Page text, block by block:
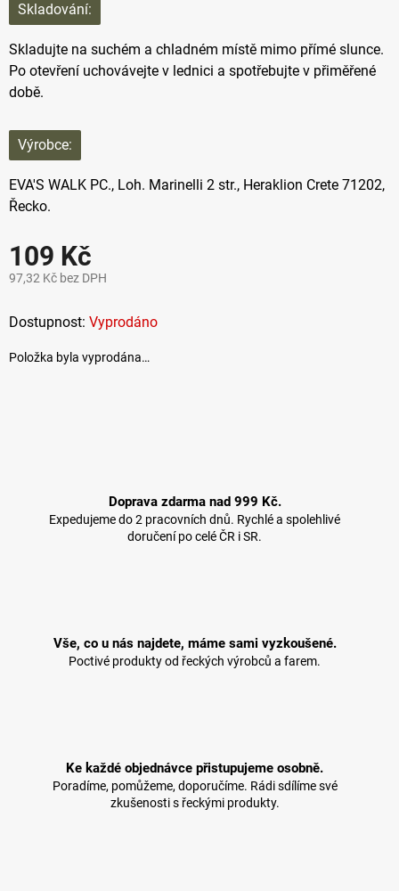
109 Kč
97,32 Kč bez DPH
cena:
Vyprodáno
Položka byla vyprodána…
Skladování:
Skladujte na suchém a chladném místě mimo přímé slunce.
Po otevření uchovávejte v lednici a spotřebujte v přiměřené
době.
Výrobce:
EVA'S WALK PC., Loh. Marinelli 2 str., Heraklion Crete 71202,
Řecko.
Doprava zdarma nad 999 Kč.
Expedujeme do 2 pracovních dnů. Rychlé a spolehlivé
doručení po celé ČR i SR.
Vše, co u nás najdete, máme sami vyzkoušené.
Poctivé produkty od řeckých výrobců a farem.
Ke každé objednávce přistupujeme osobně.
Poradíme, pomůžeme, doporučíme. Rádi sdílíme své
zkušenosti s řeckými produkty.